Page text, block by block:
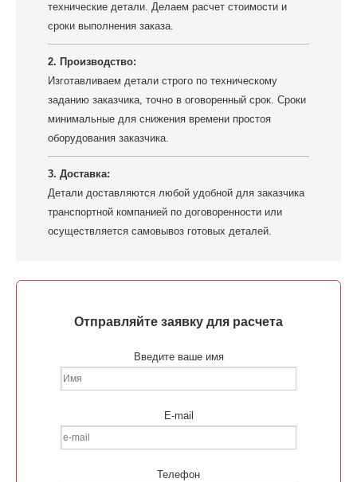
технические детали. Делаем расчет стоимости и
сроки выполнения заказа.
2. Производство:
Изготавливаем детали строго по техническому
заданию заказчика, точно в оговоренный срок. Сроки
минимальные для снижения времени простоя
оборудования заказчика.
3. Доставка:
Детали доставляются любой удобной для заказчика
транспортной компанией по договоренности или
осуществляется самовывоз готовых деталей.
Отправляйте заявку для расчета
Введите ваше имя
E-mail
Телефон